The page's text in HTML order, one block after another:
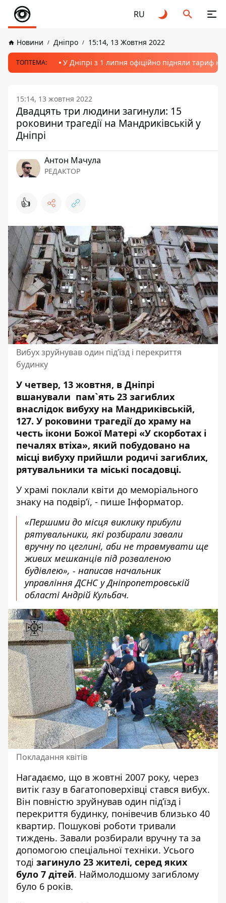
RU
Новини Дніпро 15:14, 13 Жовтня 2022
ТОПТЕМА: У Дніпрі з 1 липня офіційно підняли тариф
15:14, 13 жовтня 2022
Двадцять три людини загинули: 15
роковини трагедії на Мандриківській у
Дніпрі
Антон Мачула
РЕДАКТОР
👍
Вибух зруйнував один під’їзд і перекриття
будинку
У четвер, 13 жовтня, в Дніпрі
вшанували пам`ять 23 загиблих
внаслідок вибуху на Мандриківській,
127. У роковини трагедії до храму на
честь ікони Божої Матері «У скорботах і
печалях втіха», який побудовано на
місці вибуху прийшли родичі загиблих,
рятувальники та міські посадовці.
У храмі поклали квіти до меморіального
знаку на подвір’ї, - пише Інформатор.
«Першими до місця виклику прибули
рятувальники, які розбирали завали
вручну по цеглині, аби не травмувати ще
живих мешканців під розваленою
будівлею», - написав начальник
управління ДСНС у Дніпропетровській
області Андрій Кульбач.
Покладання квітів
Нагадаємо, що в жовтні 2007 року, через
витік газу в багатоповерхівці стався вибух.
Він повністю зруйнував один під’їзд і
перекриття будинку, понівечив близько 40
квартир. Пошукові роботи тривали
тиждень. Завали розбирали вручну та за
допомогою спеціальної техніки. Усього
тоді загинуло 23 жителі, серед яких
було 7 дітей. Наймолодшому загиблому
було 6 років.